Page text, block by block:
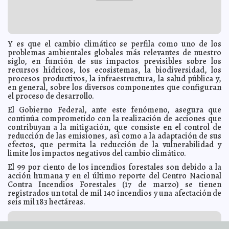
2014-04-04 23:25:43 Alarmante "Dulce Agonía": Realidad de la diabetes en
México y las amputaciones Javier W. López Madera
2014-04-04 23:22:25 Dormir desnudo, dormir desnuda: Cinco beneficios de
dormir sin nada de ropa Javier W. López Madera
2014-04-04 23:19:24 Derogará ISSSTE trámite: El de vigencia de derechos
para jubilados y pensionados Javier W. López Madera
2014-04-04 23:17:12 Comer hasta estar satisfechos y sin ejercicio fomenta la
obesidad Javier W. López Madera
2014-04-04 22:57:55 Entre científicos la estevia gana terreno: Como
edulcorante no calórico Javier W. López Madera
2014-04-04 22:51:41 Admite Subsecretaría de Prevención y Participación
Ciudadana de SEGOB: Cárteles reclutan niños Javier W. López Madera
2014-04-04 22:46:05 Abril, por el bienestar de la infancia: Inaugura Mancera
el mes de los niños y sus derechos
2014-04-04 22:41:09 Yucatán, con importante presencia en el Cruise 3 Sixty
de Florida Osvaldo Chávez
2014-04-04 22:37:25 Conmemora GDF el Día de Concientización del
Autismo: "No me hace invisible, colorea mi mundo"
2014-04-04 22:36:22 Comisión solicita dictamen sobre la Reforma de Ley
Y es que el cambio climático se perfila como uno de los
problemas ambientales globales más relevantes de nuestro
siglo, en función de sus impactos previsibles sobre los
recursos hídricos, los ecosistemas, la biodiversidad, los
procesos productivos, la infraestructura, la salud pública y,
en general, sobre los diversos componentes que configuran
el proceso de desarrollo.
El Gobierno Federal, ante este fenómeno, asegura que
continúa comprometido con la realización de acciones que
contribuyan a la mitigación, que consiste en el control de
reducción de las emisiones, así como a la adaptación de sus
efectos, que permita la reducción de la vulnerabilidad y
limite los impactos negativos del cambio climático.
El 99 por ciento de los incendios forestales son debido a la
acción humana y en el último reporte del Centro Nacional
Contra Incendios Forestales (17 de marzo) se tienen
registrados un total de mil 140 incendios y una afectación de
seis mil 183 hectáreas.